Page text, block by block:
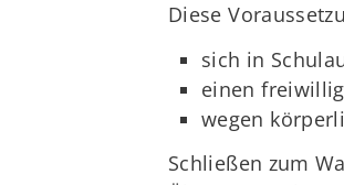
Diese
sich in
einen
wegen
Schließen zum